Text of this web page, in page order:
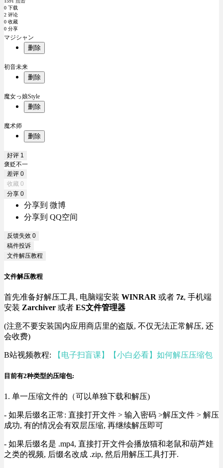
0 下载
2 评论
0 收藏
0 分享
マジシャン
删除
初音未来
删除
魔女っ娘Style
删除
魔术师
删除
好评 1
褒贬不一
差评 0
收藏 0
分享 0
分享到 微博
分享到 QQ空间
反馈失效 0
稿件投诉
文件解压教程
文件解压教程
首先准备好解压工具, 电脑端安装 WINRAR 或者 7z, 手机端
安装 Zarchiver 或者 ES文件管理器
(注意不要安装国内应用商店里的盗版, 不仅无法正常解压, 还
会收费)
B站视频教程: 【电子扫盲课】【小白必看】如何解压压缩包
目前有2种类型的压缩包:
1. 单一压缩文件的（可以单独下载和解压)
- 如果后缀名正常: 直接打开文件 > 输入密码 >解压文件 > 解压
成功, 有的情况会有双层压缩, 再继续解压即可
- 如果后缀名是 .mp4, 直接打开文件会播放猫和老鼠和葫芦娃
之类的视频, 后缀名改成 .zip, 然后用解压工具打开.